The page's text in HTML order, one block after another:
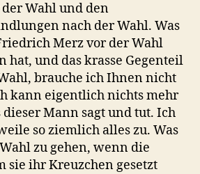
Wahl und den
nach der Wahl. Was
Merz vor der Wahl
hat, und das krasse Gegenteil
brauche ich Ihnen nicht
kann eigentlich nichts mehr
Mann sagt und tut. Ich
so ziemlich alles zu. Was
zu gehen, wenn die
sie ihr Kreuzchen gesetzt